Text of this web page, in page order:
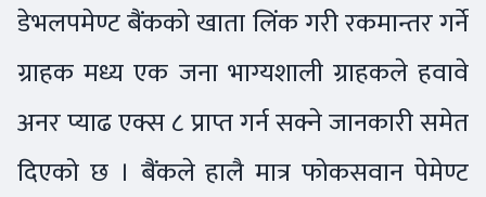
डेभलपमेण्ट बैंकको खाता लिंक गरी रकमान्तर गर्ने
ग्राहक मध्य एक जना भाग्यशाली ग्राहकले हवावे
अनर प्याढ एक्स ८ प्राप्त गर्न सक्ने जानकारी समेत
दिएको छ । बैंकले हालै मात्र फोकसवान पेमेण्ट